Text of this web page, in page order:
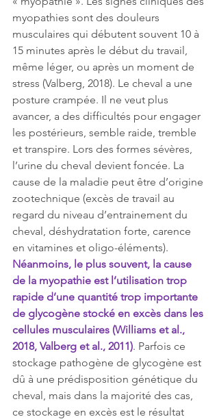
myopathies sont des douleurs
musculaires qui débutent souvent 10 à
15 minutes après le début du travail,
même léger, ou après un moment de
stress (Valberg, 2018). Le cheval a une
posture crampée. Il ne veut plus
avancer, a des difficultés pour engager
les postérieurs, semble raide, tremble
et transpire. Lors des formes sévères,
l’urine du cheval devient foncée. La
cause de la maladie peut être d’origine
zootechnique (excès de travail au
regard du niveau d’entrainement du
cheval, déshydratation forte, carence
en vitamines et oligo-éléments).
Néanmoins, le plus souvent, la cause
de la myopathie est l’utilisation trop
rapide d’une quantité trop importante
de glycogène stocké en excès dans les
cellules musculaires (Williams et al.,
2018, Valberg et al., 2011). Parfois ce
stockage pathogène de glycogène est
dû à une prédisposition génétique du
cheval, mais dans la majorité des cas,
ce stockage en excès est le résultat